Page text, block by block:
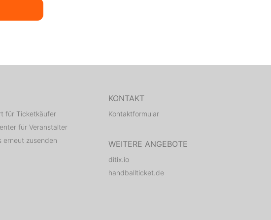
für Ticketkäufer
für Veranstalter
erneut zusenden
KONTAKT
Kontaktformular
WEITERE ANGEBOTE
ditix.io
handballticket.de